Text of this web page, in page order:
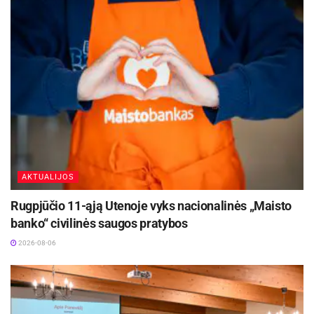
AKTUALIJOS
Rugpjūčio 11-ąją Utenoje vyks nacionalinės „Maisto
banko“ civilinės saugos pratybos
2026-08-06